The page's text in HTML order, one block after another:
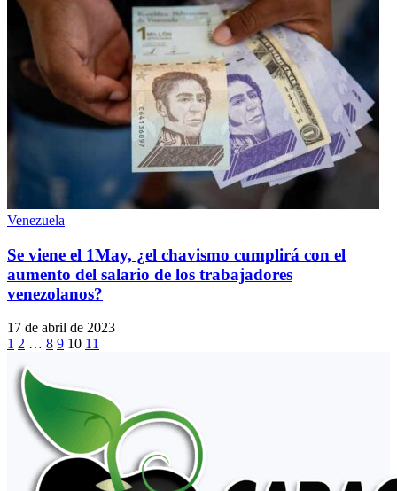
Venezuela
Se viene el 1May, ¿el chavismo cumplirá con el
aumento del salario de los trabajadores
venezolanos?
17 de abril de 2023
1 2 … 8 9 10 11